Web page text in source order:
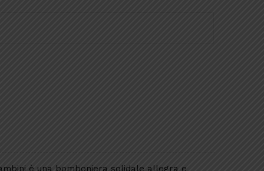
è una bomboniera solidale allegra e